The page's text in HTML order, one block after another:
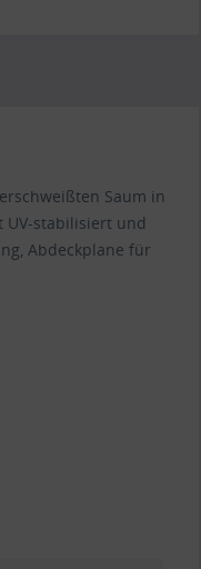
Saum in
UV-stabilisiert und
Abdeckplane für